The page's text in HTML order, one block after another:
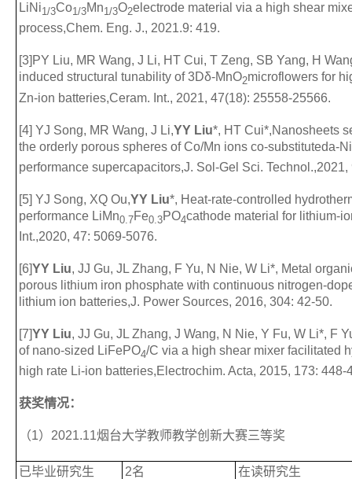
LiNi1/3Co1/3Mn1/3O2electrode material via a high shear
process,Chem. Eng. J., 2021.9: 419.
[3]PY Liu, MR Wang, J Li, HT Cui, T Zeng, SB Yang, H
induced structural tunability of 3Dδ-MnO2microflowers for
Zn-ion batteries,Ceram. Int., 2021, 47(18): 25558-25566.
[4] YJ Song, MR Wang, J Li,YY Liu*, HT Cui*,Nanosheets
the orderly porous spheres of Co/Mn ions co-substituteda-
performance supercapacitors,J. Sol-Gel Sci. Technol.,2021,
[5] YJ Song, XQ Ou,YY Liu*, Heat-rate-controlled
performance LiMn0.7Fe0.3PO4cathode material for lithium-
Int.,2020, 47: 5069-5076.
[6]YY Liu, JJ Gu, JL Zhang, F Yu, N Nie, W Li*, Metal
porous lithium iron phosphate with continuous nitrogen-
lithium ion batteries,J. Power Sources, 2016, 304: 42-50.
[7]YY Liu, JJ Gu, JL Zhang, J Wang, N Nie, Y Fu, W Li*, F
of nano-sized LiFePO4/C via a high shear mixer facilitated
high rate Li-ion batteries,Electrochim. Acta, 2015, 173: 448-
获奖情况：
（1）2021.11烟台大学教师教学创新大赛三等奖
已毕业研究生 2名 在读研究生